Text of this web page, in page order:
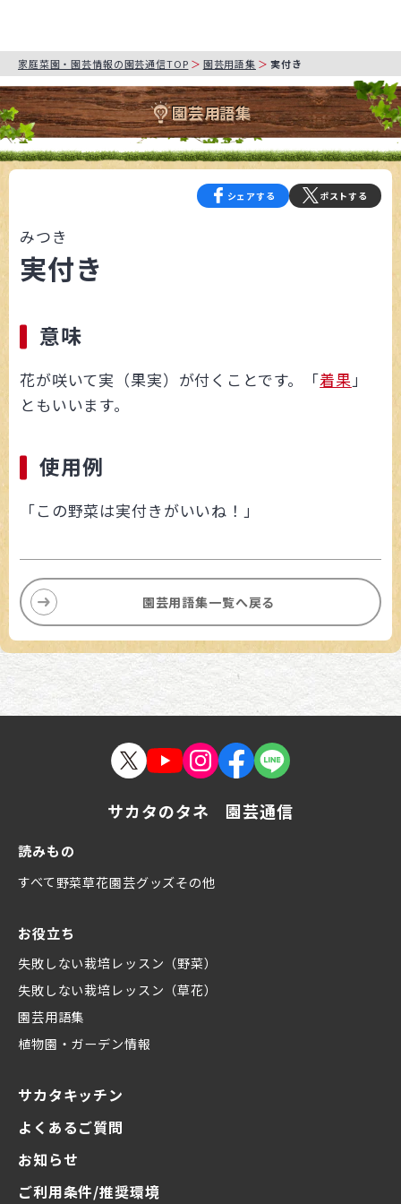
家庭菜園・園芸情報の園芸通信TOP 園芸用語集 実付き
園芸用語集
シェアする ポストする
みつき
実付き
意味
花が咲いて実（果実）が付くことです。「着果」
ともいいます。
使用例
「この野菜は実付きがいいね！」
園芸用語集一覧へ戻る
サカタのタネ 園芸通信
読みもの
すべて野菜草花園芸グッズその他
お役立ち
失敗しない栽培レッスン（野菜）
失敗しない栽培レッスン（草花）
園芸用語集
植物園・ガーデン情報
サカタキッチン
よくあるご質問
お知らせ
ご利用条件/推奨環境